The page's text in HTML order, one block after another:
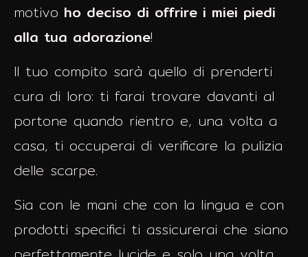
motivo ho deciso di offrire i miei piedi
alla tua adorazione!
Il tuo compito sarà quello di prenderti
cura di loro: ti farai trovare davanti al
portone quando rientro e, una volta a
casa, ti occuperai di verificare la pulizia
delle scarpe.
Sia con le mani che con la lingua e con
prodotti specifici ti assicurerai che siano